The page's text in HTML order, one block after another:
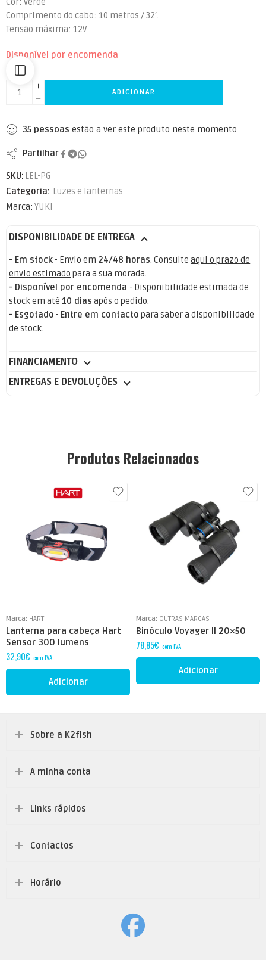
Cor: verde
Comprimento do cabo: 10 metros / 32′.
Tensão máxima: 12V
Disponível por encomenda
ADICIONAR
35 pessoas estão a ver este produto neste momento
Partilhar
SKU: LEL-PG
Categoria: Luzes e lanternas
Marca: YUKI
DISPONIBILIDADE DE ENTREGA
- Em stock - Envio em 24/48 horas. Consulteaqui o prazo de
envio estimado para a sua morada.
- Disponível por encomenda - Disponibilidade estimada de
stock em até10 dias após o pedido.
- Esgotado - Entre em contacto para saber a disponibilidade
de stock.
FINANCIAMENTO
ENTREGAS E DEVOLUÇÕES
Produtos Relacionados
Marca: HART
Lanterna para cabeça Hart
Sensor 300 lumens
32,90€ com IVA
Adicionar
Marca: OUTRAS MARCAS
Binóculo Voyager II 20×50
78,85€ com IVA
Adicionar
Sobre a K2fish
A minha conta
Links rápidos
Contactos
Horário